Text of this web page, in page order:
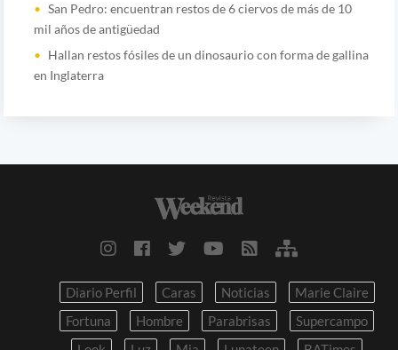
San Pedro: encuentran restos de 6 ciervos de más de 10
mil años de antigüedad
Hallan restos fósiles de un dinosaurio con forma de gallina
en Inglaterra
Diario Perfil Caras Noticias
Marie Claire
Fortuna
Hombre Parabrisas
Supercampo